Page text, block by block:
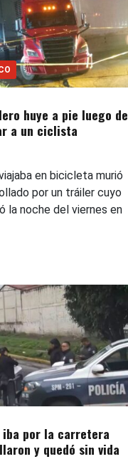
huye a pie luego de
a un ciclista
en bicicleta murió
por un tráiler cuyo
la noche del viernes en
iba por la carretera
y quedó sin vida